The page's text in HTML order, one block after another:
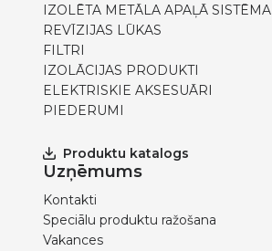
IZOLĒTA METĀLA APAĻĀ SISTĒMA
REVĪZIJAS LŪKAS
FILTRI
IZOLĀCIJAS PRODUKTI
ELEKTRISKIE AKSESUĀRI
PIEDERUMI
Produktu katalogs
Uzņēmums
Kontakti
Speciālu produktu ražošana
Vakances